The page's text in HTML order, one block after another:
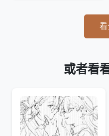
看
或者看